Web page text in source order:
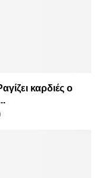
καρδιές ο